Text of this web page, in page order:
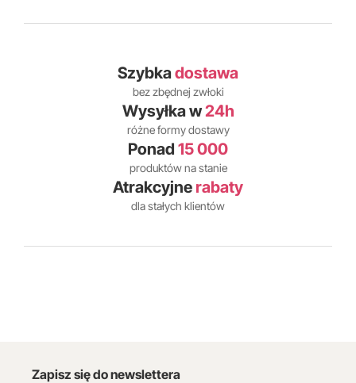
Szybkadostawa
bez zbędnej zwłoki
Wysyłka w24h
różne formy dostawy
Ponad 15 000
produktów na stanie
Atrakcyjne rabaty
dla stałych klientów
Zapisz się do newslettera